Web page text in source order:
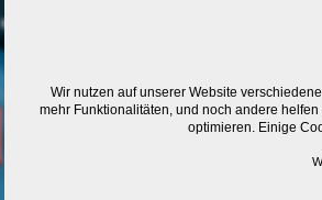
Kontakt
Wir nutzen auf unserer Website
mehr Funktionalitäten, und noch andere
optimieren. Einige